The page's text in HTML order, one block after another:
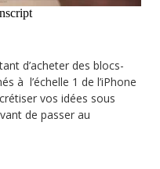
d’acheter des blocs-
à l’échelle 1 de l’iPhone
vos idées sous
de passer au